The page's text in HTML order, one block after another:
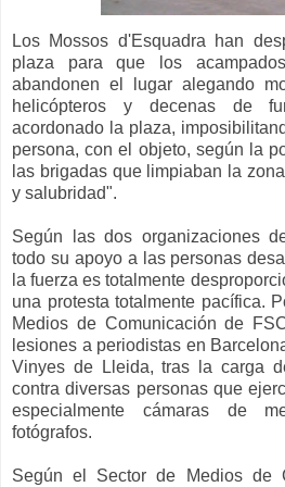
Los Mossos d'Esquadra han
plaza para que los
abandonen el lugar alegando
helicópteros y decenas de
acordonado la plaza,
persona, con el objeto, según la
las brigadas que limpiaban la
y salubridad".
Según las dos organizaciones
todo su apoyo a las personas
la fuerza es totalmente
una protesta totalmente pacífica.
Medios de Comunicación de
lesiones a periodistas en
Vinyes de Lleida, tras la carga
contra diversas personas que
especialmente cámaras de
fotógrafos.
Según el Sector de Medios de